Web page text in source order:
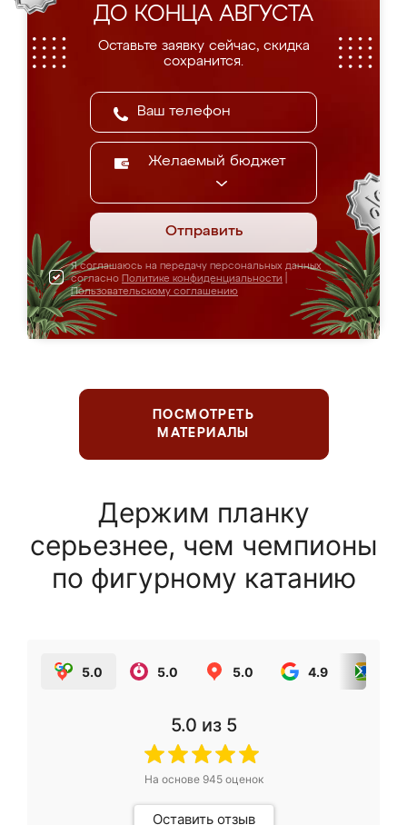
ДО КОНЦА АВГУСТА
Оставьте заявку сейчас, скидка
сохранится.
Желаемый бюджет
Отправить
Я соглашаюсь на передачу персональных данных
согласно Политике конфиденциальности
Пользовательскому соглашению
ПОСМОТРЕТЬ
МАТЕРИАЛЫ
Держим планку
серьезнее, чем чемпионы
по фигурному катанию
5.0 5.0 5.0 4.9
5.0 из 5
На основе 945оценок
Оставить отзыв